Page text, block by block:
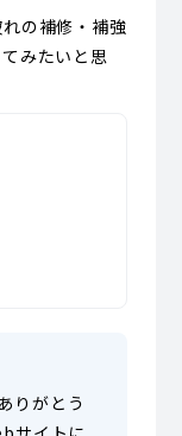
の補修・補強
みたいと思
りがとう